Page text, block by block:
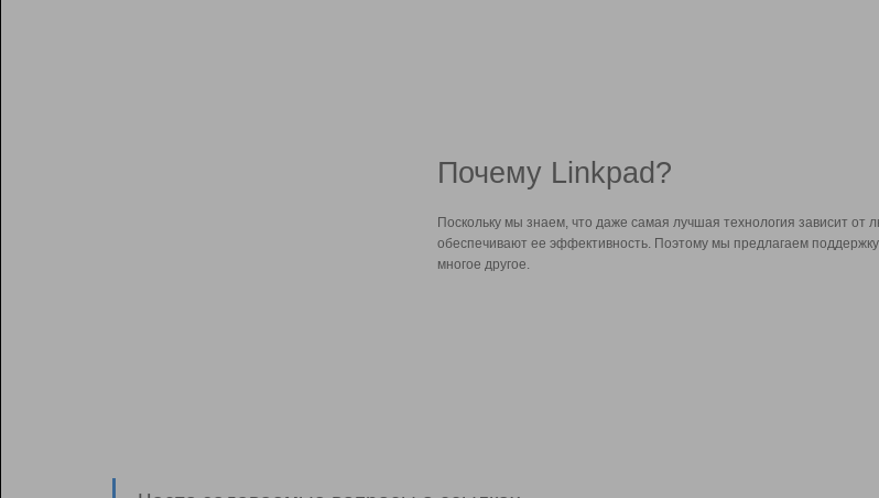
Почему Linkpad?
Поскольку мы знаем, что даже самая лучшая технология зависит от
обеспечивают ее эффективность. Поэтому мы предлагаем
многое другое.